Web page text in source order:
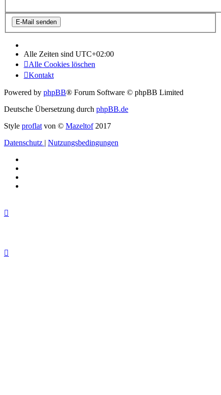
Alle Zeiten sind UTC+02:00
Alle Cookies löschen
Kontakt
Powered by phpBB® Forum Software © phpBB Limited
Deutsche Übersetzung durch phpBB.de
Style proflat von © Mazeltof2017
Datenschutz | Nutzungsbedingungen